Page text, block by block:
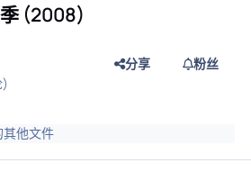
(2008)
分享 粉丝
他文件